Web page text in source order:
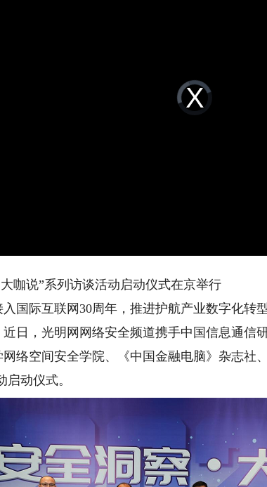
Video
Player
is
loading.
说”系列访谈活动启动仪式在京举行
际互联网30周年，推进护航产业数字化转
日，光明网网络安全频道携手中国信息通信
络空间安全学院、《中国金融电脑》杂志社
启动仪式。